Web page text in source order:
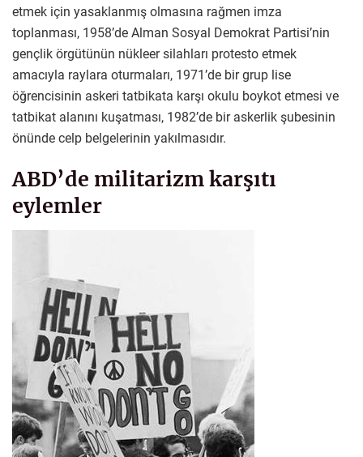
etmek için yasaklanmış olmasına rağmen imza
toplanması, 1958’de Alman Sosyal Demokrat Partisi’nin
gençlik örgütünün nükleer silahları protesto etmek
amacıyla raylara oturmaları, 1971’de bir grup lise
öğrencisinin askeri tatbikata karşı okulu boykot etmesi ve
tatbikat alanını kuşatması, 1982’de bir askerlik şubesinin
önünde celp belgelerinin yakılmasıdır.
ABD’de militarizm karşıtı
eylemler